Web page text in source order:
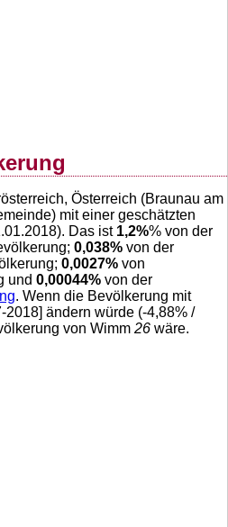
Österreich (Braunau am
mit einer geschätzten
Das ist 1,2%% von der
0,038% von der
0,0027% von
und 0,00044% von der
. Wenn die Bevölkerung mit
ändern würde (-4,88% /
von Wimm 26 wäre.